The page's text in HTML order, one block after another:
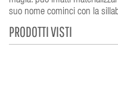
suo nome cominci con la
PRODOTTI VISTI